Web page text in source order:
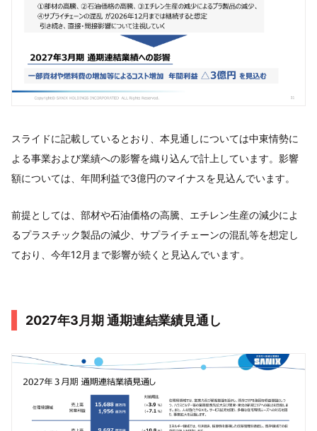
スライドに記載しているとおり、本見通しについては中東情勢に
よる事業および業績への影響を織り込んで計上しています。影響
額については、年間利益で3億円のマイナスを見込んでいます。
前提としては、部材や石油価格の高騰、エチレン生産の減少によ
るプラスチック製品の減少、サプライチェーンの混乱等を想定し
ており、今年12月まで影響が続くと見込んでいます。
2027年3月期 通期連結業績見通し